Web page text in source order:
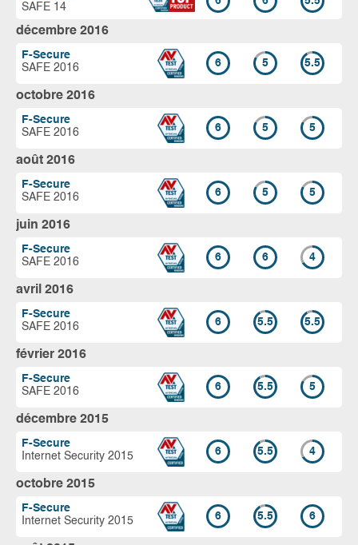
SAFE 14
décembre 2016
F-Secure
SAFE 2016
6 5 5.5
octobre 2016
F-Secure
SAFE 2016
6 5 5
août 2016
F-Secure
SAFE 2016
6 5 5
juin 2016
F-Secure
SAFE 2016
6 6 4
avril 2016
F-Secure
SAFE 2016
6 5.5 5.5
février 2016
F-Secure
SAFE 2016
6 5.5 5
décembre 2015
F-Secure
Internet Security 2015
6 5.5 4
octobre 2015
F-Secure
Internet Security 2015
6 5.5 6